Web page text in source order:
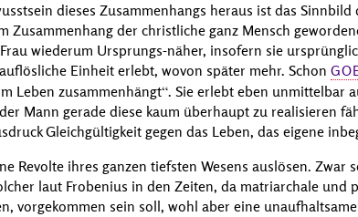
dieses Zusammenhangs heraus ist das Sinnbild
Zusammenhang der christliche ganz Mensch
wiederum Ursprungs-näher, insofern sie
Einheit erlebt, wovon später mehr. Schon
Leben zusammenhängt . Sie erlebt eben unmittelbar
Mann gerade diese kaum überhaupt zu realisieren
Gleichgültigkeit gegen das Leben, das eigene
Revolte ihres ganzen tiefsten Wesens auslösen. Zwar
laut Frobenius in den Zeiten, da matriarchale und
vorgekommen sein soll, wohl aber eine